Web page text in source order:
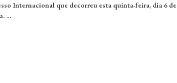
Internacional que decorreu esta quinta-feira, dia 6 de
…